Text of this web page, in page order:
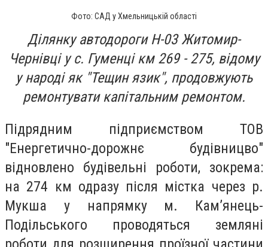
Фото: САД у Хмельницькій області
Ділянку автодороги Н-03 Житомир-
Чернівці у с. Гуменці км 269 - 275, відому
у народі як "Тещин язик", продовжують
ремонтувати капітальним ремонтом.
Підрядним підприємством ТОВ
"Енергетично-дорожнє будівницво"
відновлено будівельні роботи, зокрема:
на 274 км одразу після містка через р.
Мукша у напрямку м. Кам’янець-
Подільського проводяться земляні